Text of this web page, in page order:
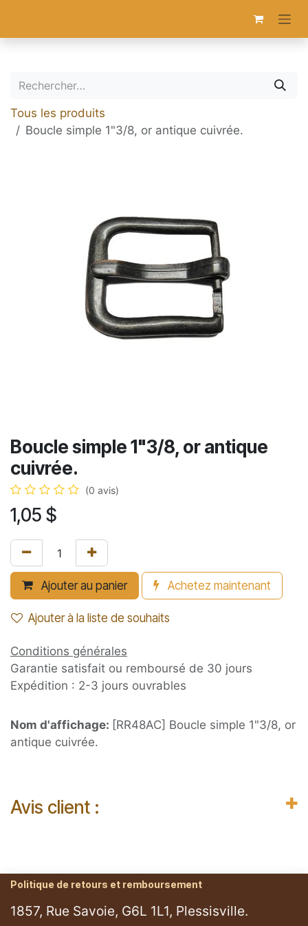
Tous les produits
Boucle simple 1"3/8, or antique cuivrée.
Boucle simple 1"3/8, or antique
cuivrée.
(0 avis)
1,05 $
Ajouter au panier Achetez maintenant
Ajouter à la liste de souhaits
Conditions générales
Garantie satisfait ou remboursé de 30 jours
Expédition : 2-3 jours ouvrables
Nom d'affichage: [RR48AC] Boucle simple 1"3/8, or
antique cuivrée.
Avis client :
Politique de retours et remboursement
1857, Rue Savoie, G6L 1L1, Plessisville.